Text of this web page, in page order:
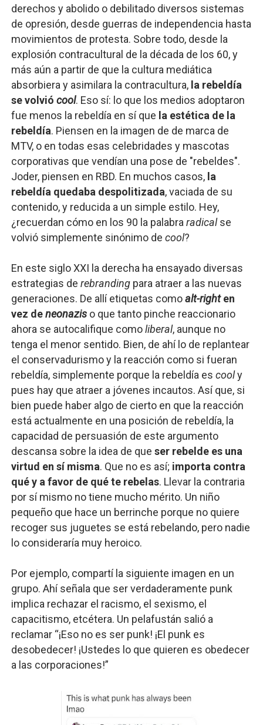
derechos y abolido o debilitado diversos sistemas
de opresión, desde guerras de independencia hasta
movimientos de protesta. Sobre todo, desde la
explosión contracultural de la década de los 60, y
más aún a partir de que la cultura mediática
absorbiera y asimilara la contracultura, la rebeldía
se volvió cool. Eso sí: lo que los medios adoptaron
fue menos la rebeldía en sí que la estética de la
rebeldía. Piensen en la imagen de de marca de
MTV, o en todas esas celebridades y mascotas
corporativas que vendían una pose de "rebeldes".
Joder, piensen en RBD. En muchos casos, la
rebeldía quedaba despolitizada, vaciada de su
contenido, y reducida a un simple estilo. Hey,
¿recuerdan cómo en los 90 la palabra radicalse
volvió simplemente sinónimo de cool?
En este siglo XXI la derecha ha ensayado diversas
estrategias de rebrandingpara atraer a las nuevas
generaciones. De allí etiquetas comoalt-righten
vez deneonazis o que tanto pinche reaccionario
ahora se autocalifique comoliberal, aunque no
tenga el menor sentido. Bien, de ahí lo de replantear
el conservadurismo y la reacción como si fueran
rebeldía, simplemente porque la rebeldía es cooly
pues hay que atraer a jóvenes incautos. Así que, si
bien puede haber algo de cierto en que la reacción
está actualmente en una posición de rebeldía, la
capacidad de persuasión de este argumento
descansa sobre la idea de que ser rebelde es una
virtud en sí misma. Que no es así; importa contra
qué y a favor de qué te rebelas. Llevar la contraria
por sí mismo no tiene mucho mérito. Un niño
pequeño que hace un berrinche porque no quiere
recoger sus juguetes se está rebelando, pero nadie
lo consideraría muy heroico.
Por ejemplo, compartí la siguiente imagen en un
grupo. Ahí señala que ser verdaderamente punk
implica rechazar el racismo, el sexismo, el
capacitismo, etcétera. Un pelafustán salió a
reclamar “¡Eso no es ser punk! ¡El punk es
desobedecer! ¡Ustedes lo que quieren es obedecer
a las corporaciones!”